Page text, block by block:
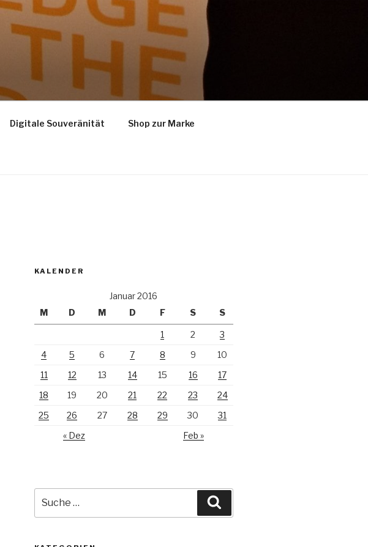
Digitale Souveränität Shop zur Marke
KALENDER
Januar 2016
M
D M D F S S
1 2
3
4
5 6 7 8 9
10
11
12 13 14 15 16
17
18
19 20 21 22 23
24
25
26 27 28 29 30
31
« Dez
Feb »
nach: